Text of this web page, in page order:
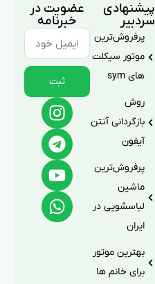
پیشنهادی
سردبیر
پرفروش‌ترین
موتور سیکلت
های sym
روش
بازگردانی آنتن
آیفون
پرفروش‌ترین
ماشین
لباسشویی در
ایران
بهترین موتور
برای خانم ها
عضویت در
خبرنامه
ثبت